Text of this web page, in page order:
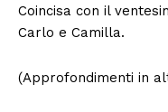
Coincisa con il
Carlo e Camilla.
(Approfondimenti in